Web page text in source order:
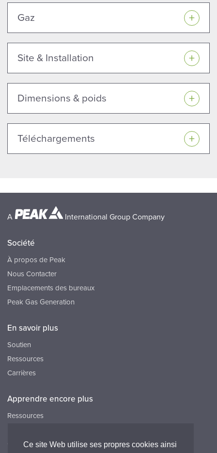
Ce site Web utilise ses propres cookies ainsi
Gaz
Site & Installation
Dimensions & poids
Téléchargements
A International Group Company
Société
À propos de Peak
Nous Contacter
Emplacements des bureaux
Peak Gas Generation
En savoir plus
Soutien
Ressources
Carrières
Apprendre encore plus
Ressources
Carrières